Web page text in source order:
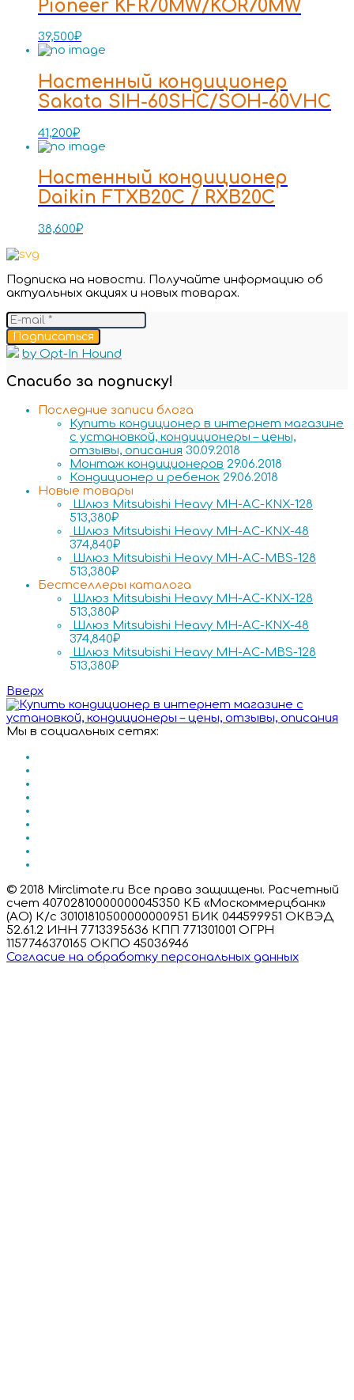
Pioneer KFR70MW/KOR70MW
39,500₽
Настенный кондиционер
Sakata SIH-60SHC/SOH-60VHC
41,200₽
Настенный кондиционер
Daikin FTXB20C / RXB20C
38,600₽
Подписка на новости. Получайте информацию об
актуальных акциях и новых товарах.
Подписаться
by Opt-In Hound
Спасибо за подписку!
Последние записи блога
Купить кондиционер в интернет магазине
с установкой, кондиционеры – цены,
отзывы, описания 30.09.2018
Монтаж кондиционеров 29.06.2018
Кондиционер и ребенок 29.06.2018
Новые товары
Шлюз Mitsubishi Heavy MH-AC-KNX-128
513,380₽
Шлюз Mitsubishi Heavy MH-AC-KNX-48
374,840₽
Шлюз Mitsubishi Heavy MH-AC-MBS-128
513,380₽
Бестселлеры каталога
Шлюз Mitsubishi Heavy MH-AC-KNX-128
513,380₽
Шлюз Mitsubishi Heavy MH-AC-KNX-48
374,840₽
Шлюз Mitsubishi Heavy MH-AC-MBS-128
513,380₽
Вверх
Мы в социальных сетях:
© 2018 Mirclimate.ru Все права защищены. Расчетный
счет 40702810000000045350 КБ «Москоммерцбанк»
(АО) К/с 30101810500000000951 БИК 044599951 ОКВЭД
52.61.2 ИНН 7713395636 КПП 771301001 ОГРН
1157746370165 ОКПО 45036946
Согласие на обработку персональных данных